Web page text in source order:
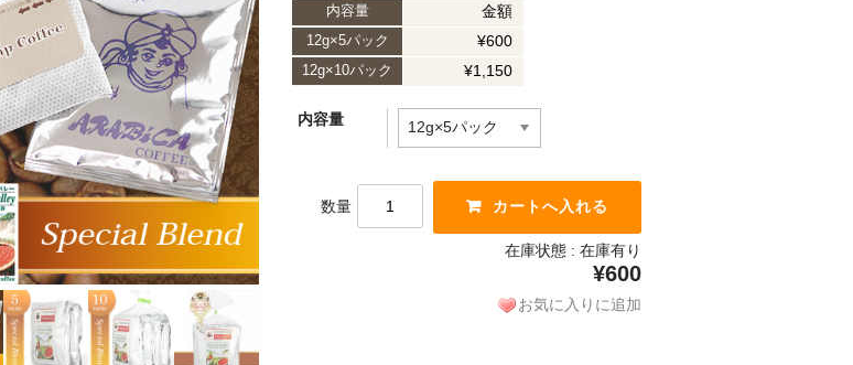
内容量 金額
12g×5パック ¥600
12g×10パック ¥1,150
内容量
数量
在庫状態 : 在庫有り
¥600
お気に入りに追加